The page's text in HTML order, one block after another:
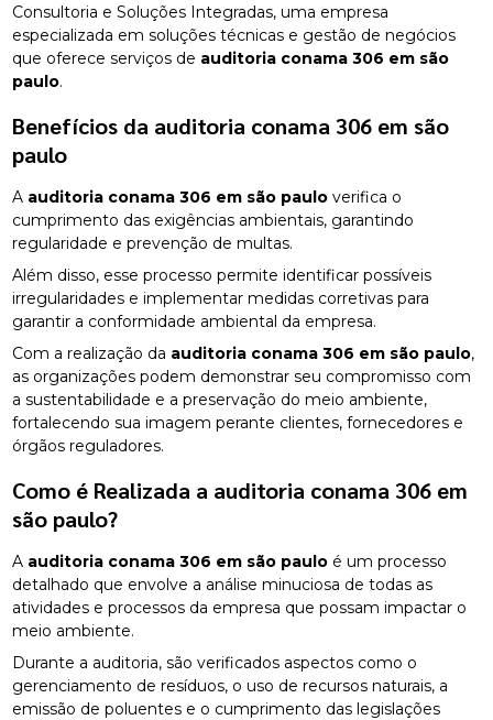
Consultoria e Soluções Integradas, uma empresa
especializada em soluções técnicas e gestão de negócios
que oferece serviços de auditoria conama 306 em são
paulo.
Benefícios da auditoria conama 306 em são
paulo
A auditoria conama 306 em são paulo verifica o
cumprimento das exigências ambientais, garantindo
regularidade e prevenção de multas.
Além disso, esse processo permite identificar possíveis
irregularidades e implementar medidas corretivas para
garantir a conformidade ambiental da empresa.
Com a realização da auditoria conama 306 em são paulo,
as organizações podem demonstrar seu compromisso com
a sustentabilidade e a preservação do meio ambiente,
fortalecendo sua imagem perante clientes, fornecedores e
órgãos reguladores.
Como é Realizada a auditoria conama 306 em
são paulo?
A auditoria conama 306 em são paulo é um processo
detalhado que envolve a análise minuciosa de todas as
atividades e processos da empresa que possam impactar o
meio ambiente.
Durante a auditoria, são verificados aspectos como o
gerenciamento de resíduos, o uso de recursos naturais, a
emissão de poluentes e o cumprimento das legislações